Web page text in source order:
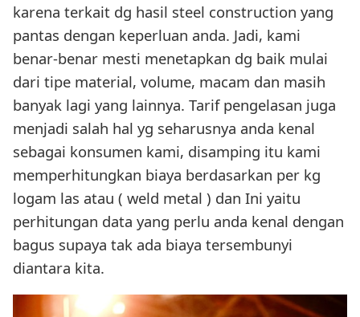
karena terkait dg hasil steel construction yang
pantas dengan keperluan anda. Jadi, kami
benar-benar mesti menetapkan dg baik mulai
dari tipe material, volume, macam dan masih
banyak lagi yang lainnya. Tarif pengelasan juga
menjadi salah hal yg seharusnya anda kenal
sebagai konsumen kami, disamping itu kami
memperhitungkan biaya berdasarkan per kg
logam las atau ( weld metal ) dan Ini yaitu
perhitungan data yang perlu anda kenal dengan
bagus supaya tak ada biaya tersembunyi
diantara kita.